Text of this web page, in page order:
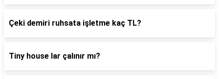
Çeki demiri ruhsata işletme kaç TL?
Tiny house lar çalınır mı?